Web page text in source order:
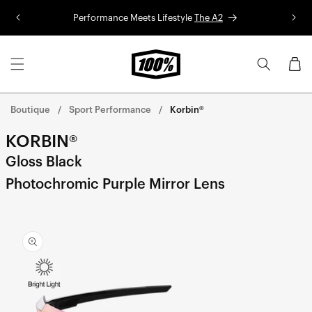
Performance Meets Lifestyle The A2
Panier
Boutique Sport Performance Korbin®
KORBIN®
Gloss Black
Photochromic Purple Mirror Lens
informations
sur le
produit